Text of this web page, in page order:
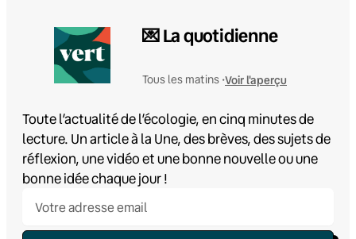
💌 La quotidienne
Tous les matins •Voir l'aperçu
Toute l’actualité de l’écologie, en cinq minutes de
lecture. Un article à la Une, des brèves, des sujets de
réflexion, une vidéo et une bonne nouvelle ou une
bonne idée chaque jour !